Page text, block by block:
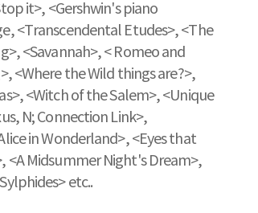
it>, <Gershwin's piano
<Transcendental Etudes>, <The
<Savannah>, < Romeo and
<Where the Wild things are?>,
<Witch of the Salem>, <Unique
N; Connection Link>,
in Wonderland>, <Eyes that
<A Midsummer Night's Dream>,
etc..